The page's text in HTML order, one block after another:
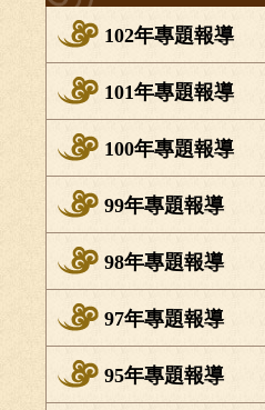
102年專題報導
101年專題報導
100年專題報導
99年專題報導
98年專題報導
97年專題報導
95年專題報導